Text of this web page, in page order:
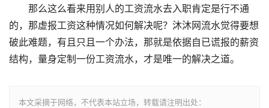
那么这么看来用别人的工资流水去入职肯定是行不通
的，那虚报工资这种情况如何解决呢？沐沐网流水觉得要想
破此难题，有且只且一个办法，那就是依据自已谎报的薪资
结构，量身定制一份工资流水，才是唯一的解决之道。
本文采摘于网络，不代表本站立场，转载请注明出处：